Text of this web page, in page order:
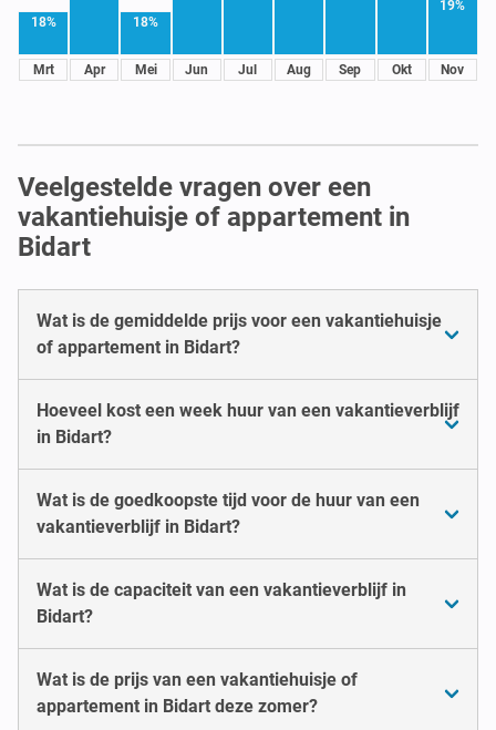
18%
Mrt Apr
18%
Mei Jun Jul Aug Sep Okt
19%
Nov
Veelgestelde vragen over een
vakantiehuisje of appartement in
Bidart
Wat is de gemiddelde prijs voor een vakantiehuisje
of appartement in Bidart?
Hoeveel kost een week huur van een vakantieverblijf
in Bidart?
Wat is de goedkoopste tijd voor de huur van een
vakantieverblijf in Bidart?
Wat is de capaciteit van een vakantieverblijf in
Bidart?
Wat is de prijs van een vakantiehuisje of
appartement in Bidart deze zomer?